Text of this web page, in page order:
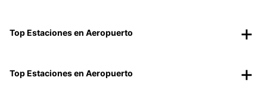
Top Estaciones en Aeropuerto
Top Estaciones en Aeropuerto